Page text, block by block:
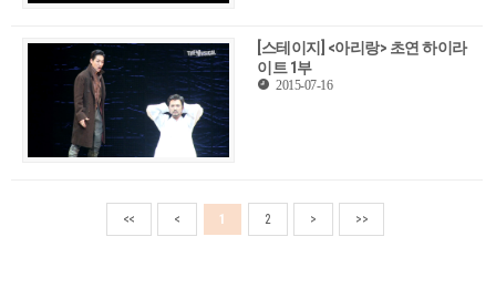
[스테이지] <아리랑> 초연 하이라
이트 1부
2015-07-16
<< < 1 2 > >>